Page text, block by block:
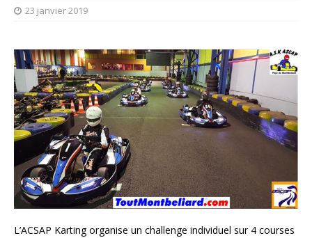
23 janvier 2019
L’ACSAP Karting organise un challenge individuel sur 4 courses